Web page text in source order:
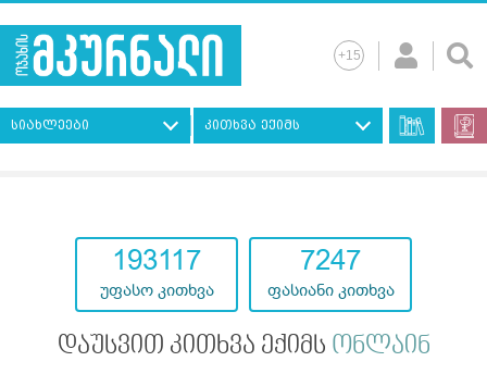
სიახლეები კითხვა ექიმს
193117
უფასო კითხვა
7247
ფასიანი კითხვა
დაუსვით კითხვა ექიმს ონლაინ